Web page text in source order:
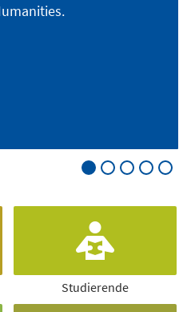
Euro in den Ausbau
Studierende